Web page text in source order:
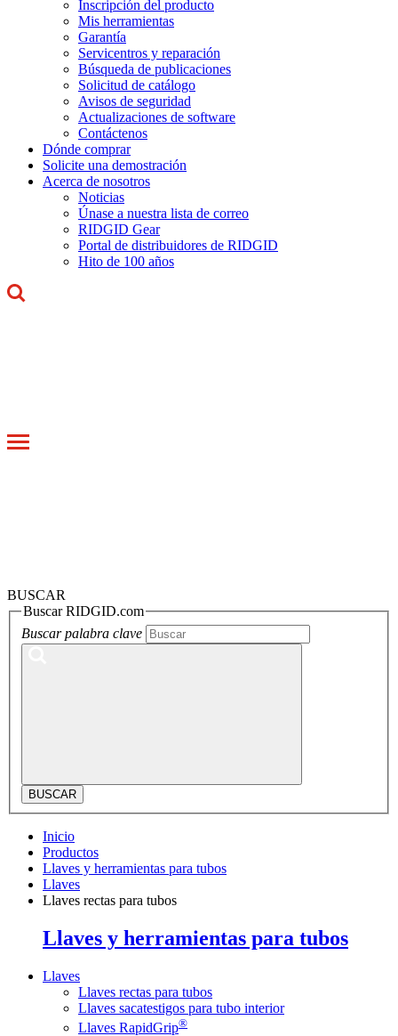
Inscripción del producto
Mis herramientas
Garantía
Servicentros y reparación
Búsqueda de publicaciones
Solicitud de catálogo
Avisos de seguridad
Actualizaciones de software
Contáctenos
Dónde comprar
Solicite una demostración
Acerca de nosotros
Noticias
Únase a nuestra lista de correo
RIDGID Gear
Portal de distribuidores de RIDGID
Hito de 100 años
Toggle
BUSCAR
Buscar RIDGID.com
Buscar palabra clave
BUSCAR
Inicio
Productos
Llaves y herramientas para tubos
Llaves
Llaves rectas para tubos
Llaves y herramientas para tubos
Llaves
Llaves rectas para tubos
Llaves sacatestigos para tubo interior
Llaves RapidGrip®